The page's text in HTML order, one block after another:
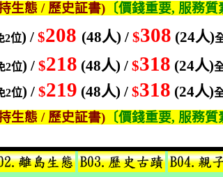
生態 / 歷史証書) 〔價錢重要, 服務質
2位) / $208 (48人) / $308 (24人)
2位) / $218 (48人) / $318 (24人)
2位) / $219 (48人) / $318 (24人)
生態 / 歷史証書) 〔價錢重要, 服務質